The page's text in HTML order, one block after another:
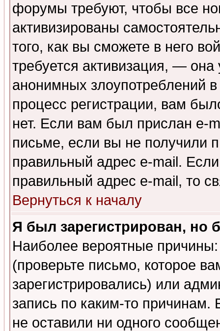
форумы требуют, чтобы все
активизированы
того, как вы сможете в него
требуется активизация, —
анонимных злоупотреблений
процесс регистрации, вам
нет. Если вам был прислан e-
письме, если вы не получили
правильный адрес e-mail.
правильный адрес e-mail, то
Вернуться к началу
Я был зарегистрирован, но
Наиболее вероятные
(проверьте письмо, которое
зарегистрировались) или
запись по каким-то
не оставили ни одного